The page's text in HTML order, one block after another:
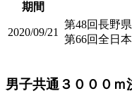
期間
2020/09/21
第48回長野
第66回全日
男子共通３０００ｍ